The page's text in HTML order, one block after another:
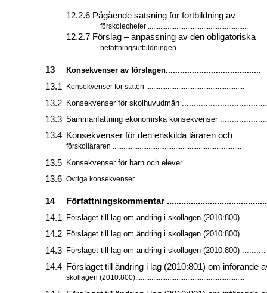
12.2.6 Pågående satsning för fortbildning av
förskolechefer ........................................................
12.2.7 Förslag – anpassning av den obligatoriska
befattningsutbildningen ........................................
13 Konsekvenser av förslagen........................................
13.1 Konsekvenser för staten .......................................................
13.2 Konsekvenser för skolhuvudmän
13.3 Sammanfattning ekonomiska konsekvenser
13.4 Konsekvenser för den enskilda läraren och
förskolläraren ........................................................................
13.5 Konsekvenser för barn och
13.6 Övriga konsekvenser ............................................................
14
Författningskommentar
14.1
Förslaget till lag om ändring i skollagen (2010:800) ..........
14.2 Förslaget till lag om ändring i skollagen (2010:800) ..........
14.3 Förslaget till lag om ändring i skollagen (2010:800) ..........
14.4 Förslaget till ändring i lag (2010:801) om införande
skollagen (2010:800).............................................................